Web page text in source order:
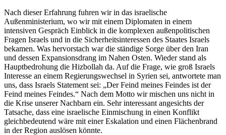
Nach dieser Erfahrung fuhren wir in das israelische
Außenministerium, wo wir mit einem Diplomaten in einem
intensiven Gespräch Einblick in die komplexen außenpolitischen
Fragen Israels und in die Sicherheitsinteressen des Staates Israels
bekamen. Was hervorstach war die ständige Sorge über den Iran
und dessen Expansionsdrang im Nahen Osten. Wieder stand als
Hauptbedrohung die Hizbollah da. Auf die Frage, wie groß Israels
Interesse an einem Regierungswechsel in Syrien sei, antwortete man
uns, dass Israels Statement sei: „Der Feind meines Feindes ist der
Feind meines Feindes.“ Nach dem Motto wir mischen uns nicht in
die Krise unserer Nachbarn ein. Sehr interessant angesichts der
Tatsache, dass eine israelische Einmischung in einen Konflikt
gleichbedeutend wäre mit einer Eskalation und einen Flächenbrand
in der Region auslösen könnte.